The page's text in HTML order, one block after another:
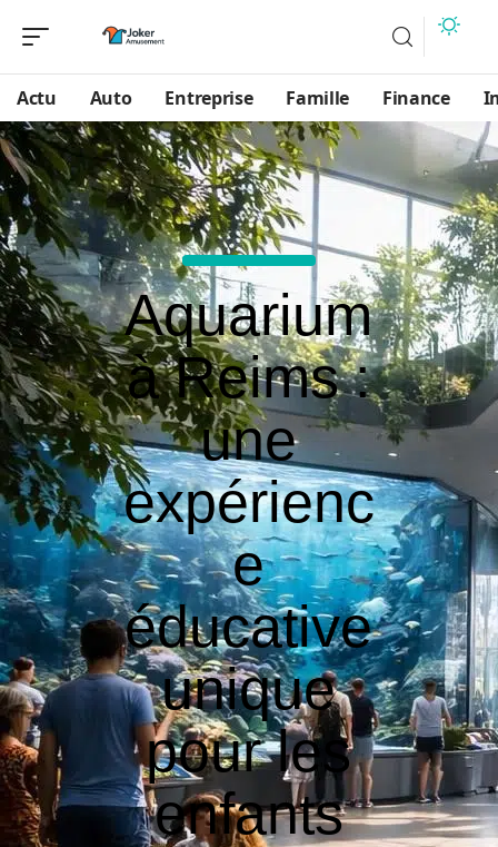
Actu Auto Entreprise Famille Finance
Aquarium
à Reims :
une
expérienc
e
éducative
unique
pour les
enfants